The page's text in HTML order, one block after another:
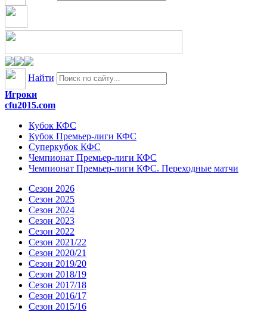
Найти
Игроки
cfu2015.com
Кубок КФС
Кубок Премьер-лиги КФС
Суперкубок КФС
Чемпионат Премьер-лиги КФС
Чемпионат Премьер-лиги КФС. Переходные матчи
Сезон 2026
Сезон 2025
Сезон 2024
Сезон 2023
Сезон 2022
Сезон 2021/22
Сезон 2020/21
Сезон 2019/20
Сезон 2018/19
Сезон 2017/18
Сезон 2016/17
Сезон 2015/16